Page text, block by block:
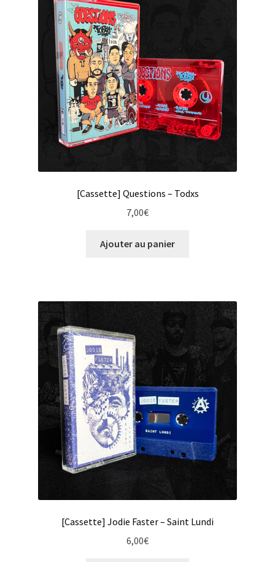
[Cassette] Questions – Todxs
7,00€
Ajouter au panier
[Cassette] Jodie Faster – Saint Lundi
6,00€